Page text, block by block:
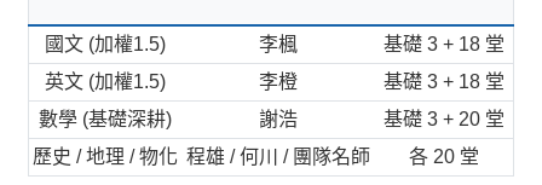
國文 (加權1.5) 李楓
基礎 3 + 18 堂
英文 (加權1.5)
李橙
基礎 3 + 18 堂
數學 (基礎深耕)
謝浩
基礎 3 + 20 堂
歷史 / 地理 / 物化 程雄 / 何川 / 團隊名師 各 20 堂